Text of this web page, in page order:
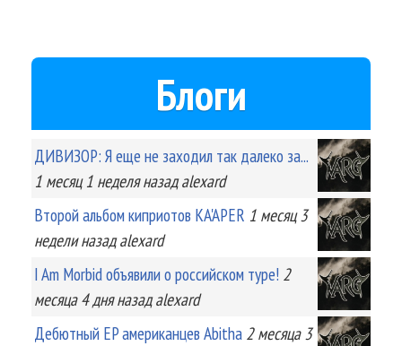
Блоги
ДИВИЗОР: Я еще не заходил так далеко за...
1 месяц 1 неделяназад alexard
Второй альбом киприотов KA'APER 1 месяц 3
неделиназад alexard
I Am Morbid объявили о российском туре! 2
месяца 4 дняназад alexard
Дебютный EP американцев Abitha 2 месяца 3